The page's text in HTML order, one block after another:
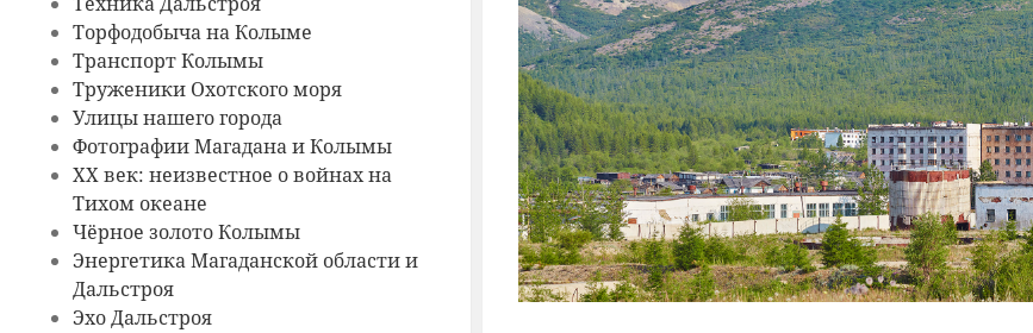
Торфодобыча на Колыме
Транспорт Колымы
Труженики Охотского моря
Улицы нашего города
Фотографии Магадана и Колымы
ХХ век: неизвестное о войнах на
Тихом океане
Чёрное золото Колымы
Энергетика Магаданской области и
Дальстроя
Эхо Дальстроя